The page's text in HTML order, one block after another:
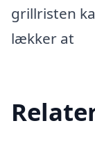
grillristen
lækker at